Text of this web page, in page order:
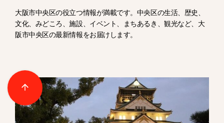
大阪市中央区の役立つ情報が満載です。中央区の生活、歴史、
文化、みどころ、施設、イベント、まちあるき、観光など、大
阪市中央区の最新情報をお届けします。